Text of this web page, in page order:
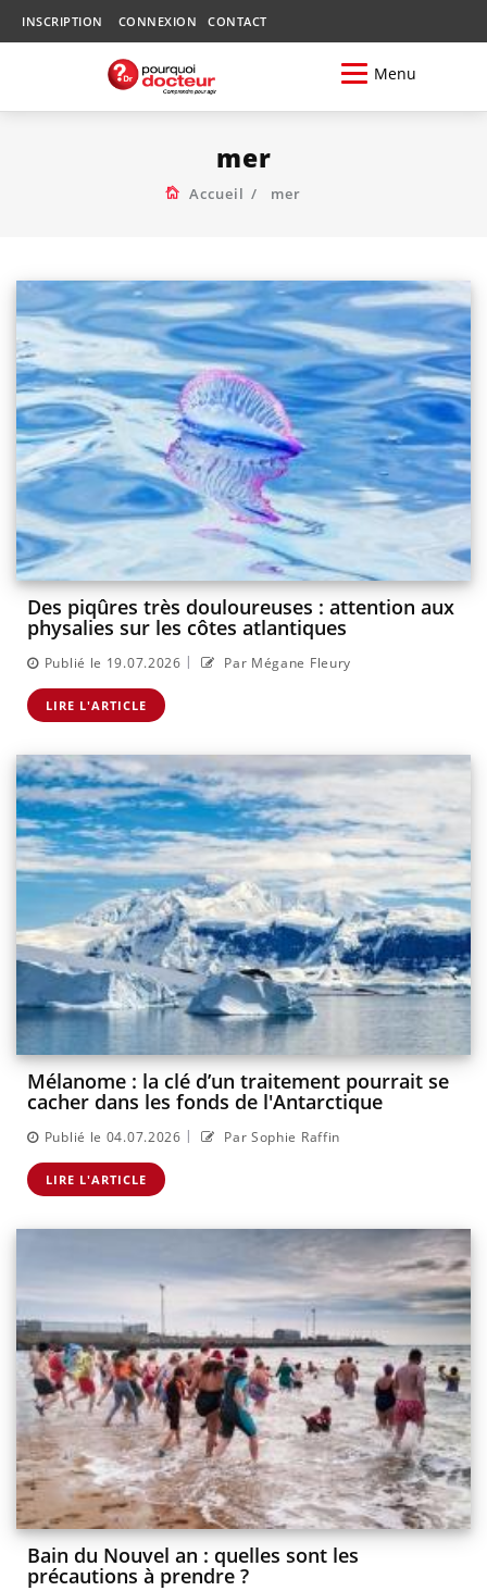
INSCRIPTION CONNEXION CONTACT
Menu
mer
Accueil mer
Des piqûres très douloureuses : attention aux
physalies sur les côtes atlantiques
Publié le 19.07.2026 | Par Mégane Fleury
LIRE L'ARTICLE
Mélanome : la clé d’un traitement pourrait se
cacher dans les fonds de l'Antarctique
Publié le 04.07.2026 | Par Sophie Raffin
LIRE L'ARTICLE
Bain du Nouvel an : quelles sont les
précautions à prendre ?